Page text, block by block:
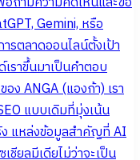
Gemini, หรือ
ตลาดออนไลน์ตั้งเป้า
ราขึ้นมาเป็นคำตอบ
ง ANGA (แองก้า) เรา
แบบเดิมที่มุ่งเน้น
ง แหล่งข้อมูลสำคัญที่ AI
ชียลมีเดียไม่ว่าจะเป็น